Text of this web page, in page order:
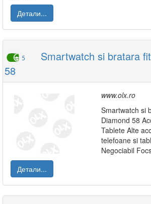
Детали...
5
Smartwatch si bratara
58
www.olx.ro
Smartwatch si
Diamond 58
Tablete Alte
telefoane si
Negociabil
Детали...